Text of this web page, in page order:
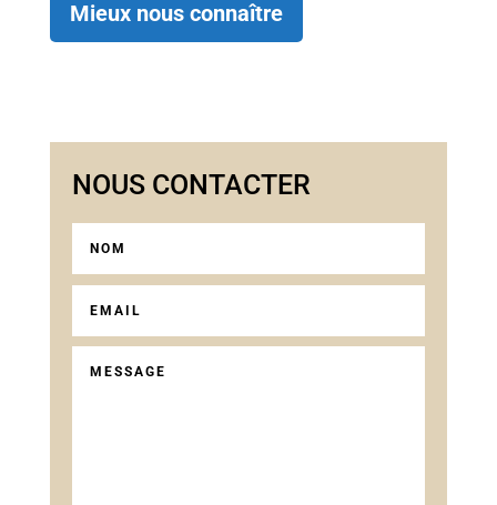
Mieux nous connaître
NOUS CONTACTER